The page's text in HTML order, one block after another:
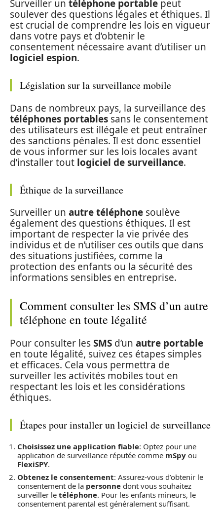
Surveiller un téléphone portable peut
soulever des questions légales et éthiques. Il
est crucial de comprendre les lois en vigueur
dans votre pays et d’obtenir le
consentement nécessaire avant d’utiliser un
logiciel espion.
Législation sur la surveillance mobile
Dans de nombreux pays, la surveillance des
téléphones portables sans le consentement
des utilisateurs est illégale et peut entraîner
des sanctions pénales. Il est donc essentiel
de vous informer sur les lois locales avant
d’installer tout logiciel de surveillance.
Éthique de la surveillance
Surveiller un autre téléphone soulève
également des questions éthiques. Il est
important de respecter la vie privée des
individus et de n’utiliser ces outils que dans
des situations justifiées, comme la
protection des enfants ou la sécurité des
informations sensibles en entreprise.
Comment consulter les SMS d’un autre
téléphone en toute légalité
Pour consulter lesSMS d’un autre portable
en toute légalité, suivez ces étapes simples
et efficaces. Cela vous permettra de
surveiller les activités mobiles tout en
respectant les lois et les considérations
éthiques.
Étapes pour installer un logiciel de surveillance
Choisissez une application fiable: Optez pour une
application de surveillance réputée comme mSpy ou
FlexiSPY.
Obtenez le consentement: Assurez-vous d’obtenir le
consentement de la personne dont vous souhaitez
surveiller le téléphone. Pour les enfants mineurs, le
consentement parental est généralement suffisant.